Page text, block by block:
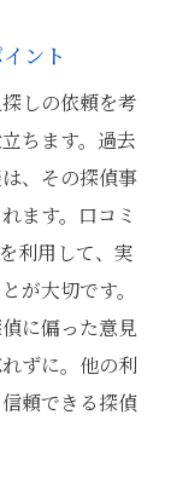
ポイント
資格と経験
的な質問
保護の確認
の注意点
方
の基本知
ント
しの依頼を考
ちます。過去
、その探偵事
ます。口コミ
利用して、実
が大切です。
に偏った意見
ずに。他の利
頼できる探偵